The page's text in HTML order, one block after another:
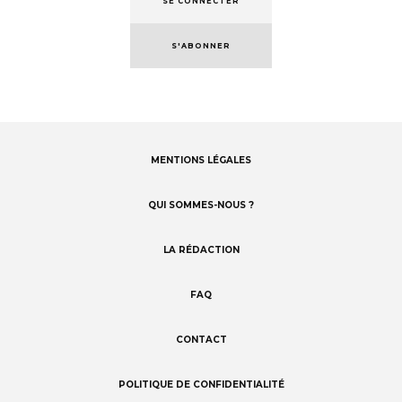
S'ABONNER
MENTIONS LÉGALES
QUI SOMMES-NOUS ?
LA RÉDACTION
FAQ
CONTACT
POLITIQUE DE CONFIDENTIALITÉ